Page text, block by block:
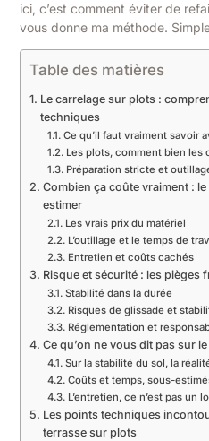
ici, c’est comment éviter de
vous donne ma méthode.
Table des matières
Le carrelage sur plots :
techniques
Ce qu’il faut vraiment savoir
Les plots, comment bien les
Préparation stricte et
Combien ça coûte vraiment :
estimer
Les vrais prix du matériel
L’outillage et le temps de
Entretien et coûts cachés
Risque et sécurité : les pièges
Stabilité dans la durée
Risques de glissade et
Réglementation et
Ce qu’on ne vous dit pas sur
Sur la stabilité du sol, la
Coûts et temps, sous-
L’entretien, ce n’est pas un
Les points techniques
terrasse sur plots